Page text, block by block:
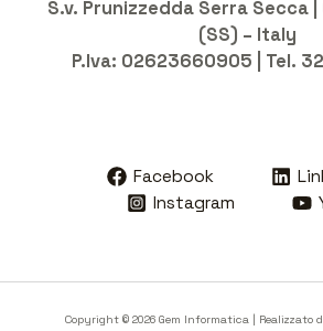
S.v. Prunizzedda Serra Secca
(SS) – Italy
P.Iva: 02623660905 | Tel.
Facebook
Instagram
Copyright © 2026 Gem Informatica | Realizzato